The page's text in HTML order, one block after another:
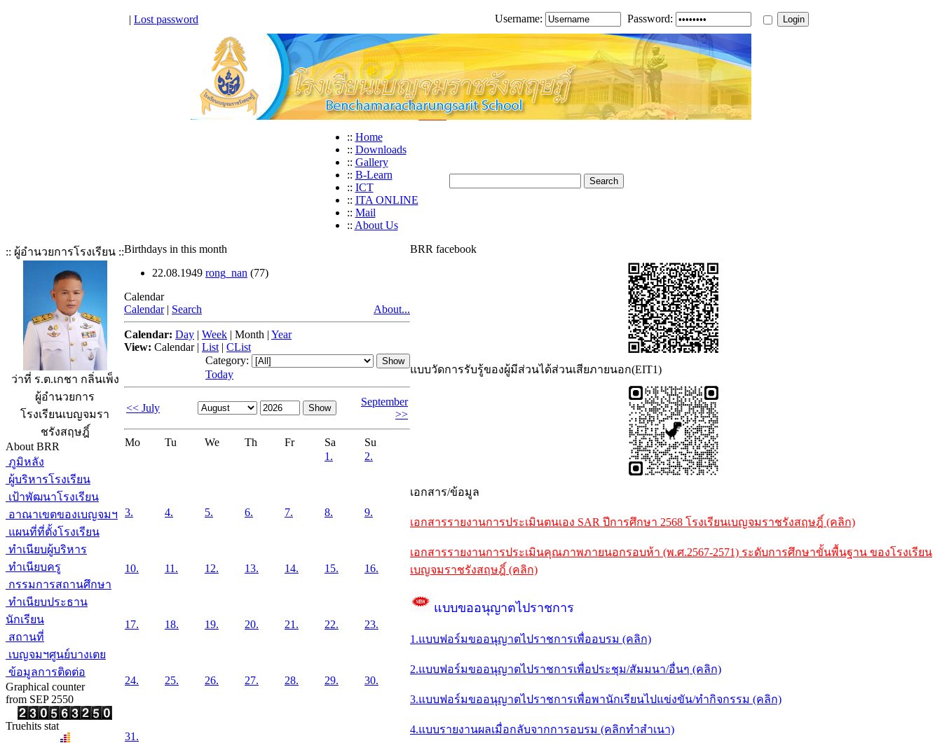
| Lost password Username: Password:
:: Home
:: Downloads
:: Gallery
:: B-Learn
:: ICT
:: ITA ONLINE
:: Mail
:: About Us
:: ผู้อำนวยการโรงเรียน ::
ว่าที่ ร.ต.เกชา กลิ่นเพ็ง
ผู้อำนวยการ
โรงเรียนเบญจมรา
ชรังสฤษฎิ์
About BRR
ภูมิหลัง
ผู้บริหารโรงเรียน
เป้าพัฒนาโรงเรียน
อาณาเขตของเบญจมฯ
แผนที่ที่ตั้งโรงเรียน
ทำเนียบผู้บริหาร
ทำเนียบครู
กรรมการสถานศึกษา
ทำเนียบประธาน
นักเรียน
สถานที่
เบญจมฯศูนย์บางเตย
ข้อมูลการติดต่อ
Graphical counter
from SEP 2550
Truehits stat
Birthdays in this month
22.08.1949 rong_nan (77)
Calendar
Calendar | Search About...
Calendar: Day | Week | Month | Year
View: Calendar| List | CList
Category:
Today
<< July
September
>>
Mo Tu We Th Fr Sa
Su
1.
2.
3. 4. 5. 6. 7. 8. 9.
10. 11. 12. 13. 14. 15. 16.
17. 18. 19. 20. 21. 22. 23.
24. 25. 26. 27. 28. 29. 30.
31.
BRR facebook
แบบวัดการรับรู้ของผู้มีส่วนได้ส่วนเสียภายนอก(EIT1)
เอกสาร/ข้อมูล
เอกสารรายงานการประเมินตนเอง SAR ปีการศึกษา 2568 โรงเรียนเบญจมราชรังสฤษฎิ์ (คลิก)
เอกสารรายงานการประเมินคุณภาพภายนอกรอบห้า (พ.ศ.2567-2571) ระดับการศึกษาขั้นพื้นฐาน ของโรงเรียน
เบญจมราชรังสฤษฎิ์ (คลิก)
แบบขออนุญาตไปราชการ
1.แบบฟอร์มขออนุญาตไปราชการเพื่ออบรม (คลิก)
2.แบบฟอร์มขออนุญาตไปราชการเพื่อประชุม/สัมมนา/อื่นๆ (คลิก)
3.แบบฟอร์มขออนุญาตไปราชการเพื่อพานักเรียนไปแข่งขัน/ทำกิจกรรม (คลิก)
4.แบบรายงานผลเมื่อกลับจากการอบรม (คลิกทำสำเนา)